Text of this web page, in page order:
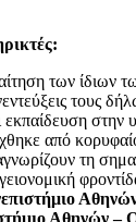
των ίδιων
τους
εκπαίδευση στην
από
τη
Αθηνών –